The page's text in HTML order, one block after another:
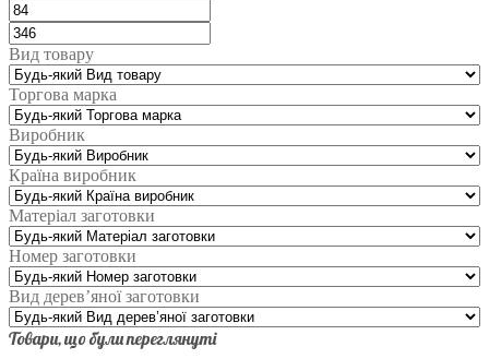
Вид товару
Торгова марка
Виробник
Країна виробник
Матеріал заготовки
Номер заготовки
Вид дерев’яної заготовки
Товари, що були переглянуті